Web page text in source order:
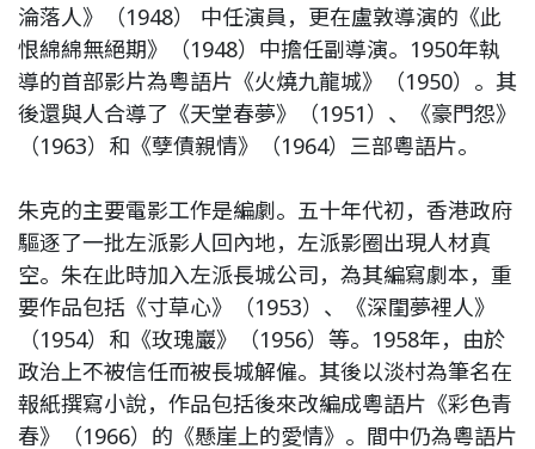
淪落人》（1948） 中任演員，更在盧敦導演的《此
恨綿綿無絕期》（1948）中擔任副導演。1950年執
導的首部影片為粵語片《火燒九龍城》（1950）。其
後還與人合導了《天堂春夢》（1951）、《豪門怨》
（1963）和《孽債親情》（1964）三部粵語片。
朱克的主要電影工作是編劇。五十年代初，香港政府
驅逐了一批左派影人回內地，左派影圈出現人材真
空。朱在此時加入左派長城公司，為其編寫劇本，重
要作品包括《寸草心》（1953）、《深閨夢裡人》
（1954）和《玫瑰巖》（1956）等。1958年，由於
政治上不被信任而被長城解僱。其後以淡村為筆名在
報紙撰寫小說，作品包括後來改編成粵語片《彩色青
春》（1966）的《懸崖上的愛情》。間中仍為粵語片